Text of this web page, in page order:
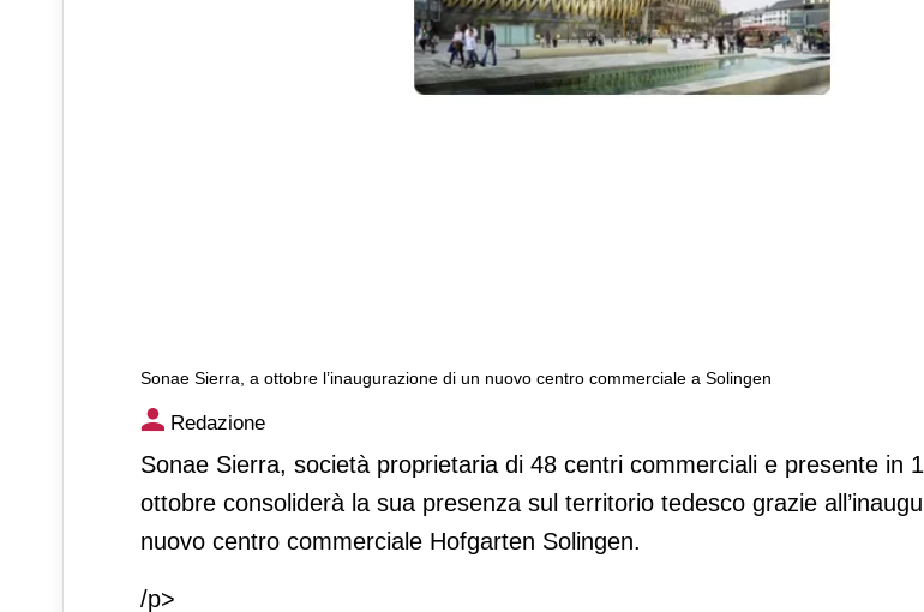
Sonae Sierra, a ottobre l’inaugurazione di un nuovo centro commerciale a Solingen
Sonae Sierra, a ottobre l’inaugurazione di un nuovo
commerciale a Solingen
Redazione
Sonae Sierra, società proprietaria di 48 centri commerciali e presente in
ottobre consoliderà la sua presenza sul territorio tedesco grazie
nuovo centro commerciale Hofgarten Solingen.
/p>